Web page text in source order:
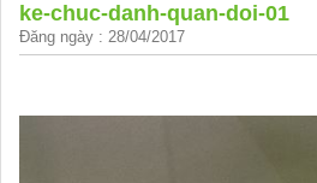
ke-chuc-danh-quan-doi-01
Đăng ngày : 28/04/2017